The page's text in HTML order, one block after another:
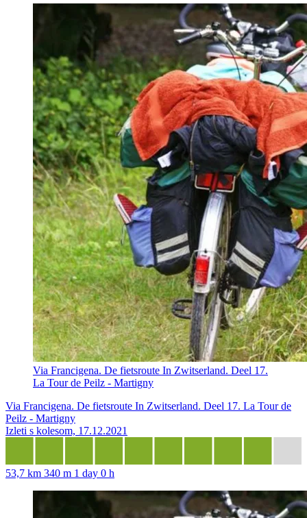
Via Francigena. De fietsroute In Zwitserland. Deel 17.
La Tour de Peilz - Martigny
Via Francigena. De fietsroute In Zwitserland. Deel 17. La Tour de
Peilz - Martigny
Izleti s kolesom, 17.12.2021
53,7 km 340 m 1 day 0 h